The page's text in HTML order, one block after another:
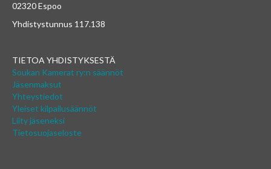
02320 Espoo
Yhdistystunnus 117.138
TIETOA YHDISTYKSESTÄ
Soukan Kamerat ry:n säännöt
Jäsenmaksut
Yhteystiedot
Yleiset kilpailusäännöt
Liity jäseneksi
Tietosuojaseloste